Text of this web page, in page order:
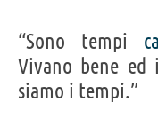
“Sono tempi
Vivano bene
siamo i tempi.”